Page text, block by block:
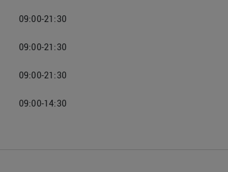
09:00-21:30
09:00-21:30
09:00-21:30
09:00-14:30